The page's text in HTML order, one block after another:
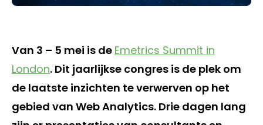
Van 3 – 5 mei is de Emetrics Summit in
London. Dit jaarlijkse congres is de plek om
de laatste inzichten te verwerven op het
gebied van Web Analytics. Drie dagen lang